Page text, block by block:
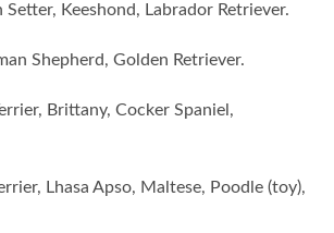
Keeshond, Labrador Retriever.
Shepherd, Golden Retriever.
Brittany, Cocker Spaniel,
Lhasa Apso, Maltese, Poodle (toy),